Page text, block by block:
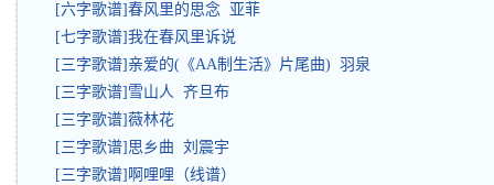
[六字歌谱]春风里的思念 亚菲
[七字歌谱]我在春风里诉说
[三字歌谱]亲爱的(《AA制生活》片尾曲) 羽泉
[三字歌谱]雪山人 齐旦布
[三字歌谱]薇林花
[三字歌谱]思乡曲 刘震宇
[三字歌谱]啊哩哩（线谱）